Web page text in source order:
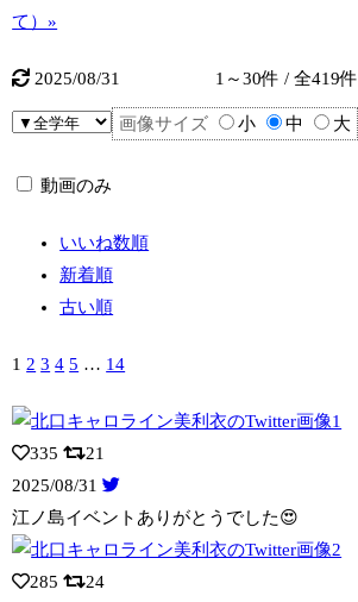
て）»
2025/08/31 1～30件 / 全419件
画像サイズ 小 中 大
動画のみ
いいね数順
新着順
古い順
1 2 3 4 5 … 14
335
21
2025/08/31
江ノ島イベントありがとうでした😍
285
24